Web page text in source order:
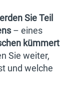
Sie Teil
– eines
kümmert
Sie weiter,
und welche